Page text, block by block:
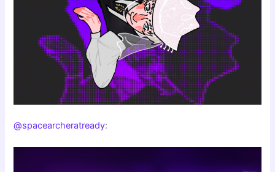
@spacearcheratready: